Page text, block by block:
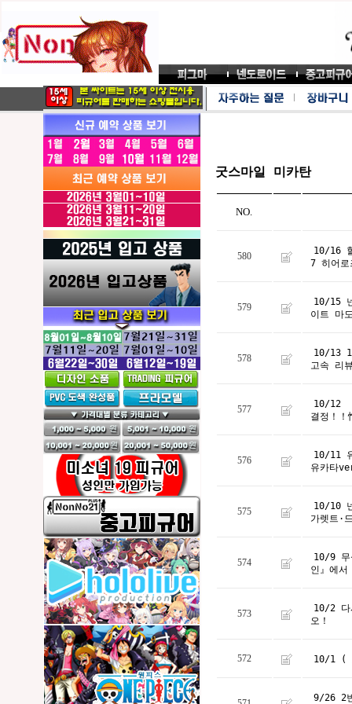
굿스마일 미카탄
NO.
580
10/16
7 히어로
579
10/15
이트 마
578
10/13
고속 리
577
10/12
결정！！
576
10/11
유카타
575
10/10
가렛트·
574
10/9 무
인』에서
573
10/2 다
오！
572 10/1 (
9/26 2